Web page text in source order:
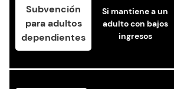
Subvención
para adultos
dependientes
Si mantiene a un
adulto con bajos
ingresos